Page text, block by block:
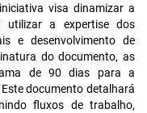
visa dinamizar a
utilizar a expertise dos
e desenvolvimento de
do documento, as
de 90 dias para a
documento detalhará
fluxos de trabalho,